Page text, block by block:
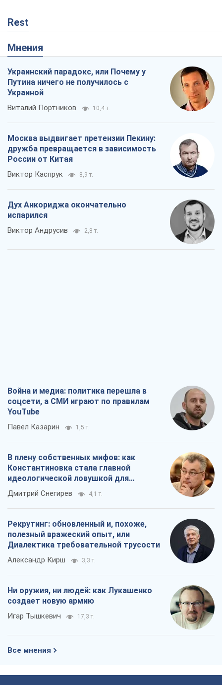
Rest
Мнения
Украинский парадокс, или Почему у
Путина ничего не получилось с
Украиной
Виталий Портников 10,4 т.
Москва выдвигает претензии Пекину:
дружба превращается в зависимость
России от Китая
Виктор Каспрук 8,9 т.
Дух Анкориджа окончательно
испарился
Виктор Андрусив 2,8 т.
Война и медиа: политика перешла в
соцсети, а СМИ играют по правилам
YouTube
Павел Казарин 1,5 т.
В плену собственных мифов: как
Константиновка стала главной
идеологической ловушкой для
российских оккупантов
Дмитрий Снегирев 4,1 т.
Рекрутинг: обновленный и, похоже,
полезный вражеский опыт, или
Диалектика требовательной трусости
Александр Кирш 3,3 т.
Ни оружия, ни людей: как Лукашенко
создает новую армию
Игар Тышкевич 17,3 т.
Все мнения